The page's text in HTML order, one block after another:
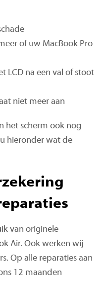
of uw MacBook Pro
LCD na een val of stoot
niet meer aan
het scherm ook nog
hieronder wat de
van originele
Air. Ook werken wij
Op alle reparaties aan
12 maanden